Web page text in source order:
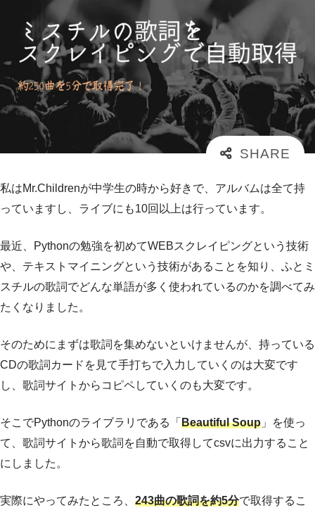
私はMr.Childrenが中学生の時から好きで、アルバムは全て持
っていますし、ライブにも10回以上は行っています。
最近、Pythonの勉強を初めてWEBスクレイピングという技術
や、テキストマイニングという技術があることを知り、ふとミ
スチルの歌詞でどんな単語が多く使われているのかを調べてみ
たくなりました。
そのためにまずは歌詞を集めないといけませんが、持っている
CDの歌詞カードを見て手打ちで入力していくのは大変です
し、歌詞サイトからコピペしていくのも大変です。
そこでPythonのライブラリである「 Beautiful Soup 」を使っ
て、歌詞サイトから歌詞を自動で取得してcsvに出力すること
にしました。
実際にやってみたところ、 243曲の歌詞を約5分で取得するこ